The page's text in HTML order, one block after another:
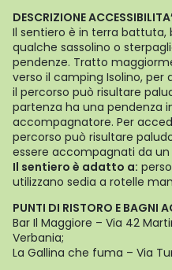
DESCRIZIONE
Il sentiero è in terra battuta,
qualche sassolino o
pendenze. Tratto
verso il camping Isolino,
il percorso può risultare
partenza ha una pendenza
accompagnatore. Per
percorso può risultare
essere accompagnati da
Il sentiero è adatto a:
utilizzano sedia a rotelle
PUNTI DI RISTORO E BAGNI
Bar Il Maggiore – Via 42
Verbania;
La Gallina che fuma – Via